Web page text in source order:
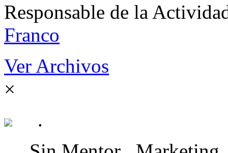
Responsable de la
Franco
Ver Archivos
×
.